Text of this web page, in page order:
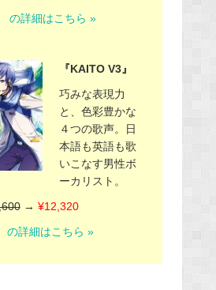
の詳細はこちら »
『KAITO V3』
巧みな表現力
と、色彩豊かな
４つの歌声。日
本語も英語も歌
いこなす男性ボ
ーカリスト。
→ ¥12,320
の詳細はこちら »